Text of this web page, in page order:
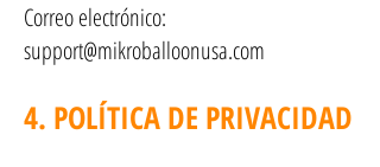
Correo electrónico:
support@mikroballoonusa.com
4. POLÍTICA DE PRIVACIDAD